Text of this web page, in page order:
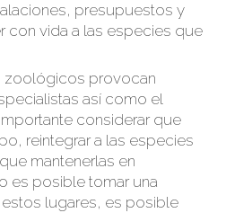
presupuestos y
con vida a las especies que
zoológicos provocan
así como el
considerar que
reintegrar a las especies
mantenerlas en
es posible tomar una
lugares, es posible